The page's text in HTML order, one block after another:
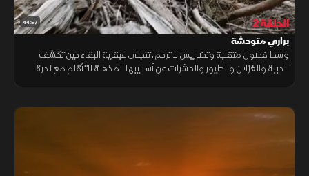
44:57 الحلقة 2
براري متوحشة
وسط فصول متقلبة وتضاريس لا ترحم، تتجلى عبقرية البقاء حين تكشف
الدببة والغزلان والطيور والحشرات عن أساليبها المذهلة للتأقلم مع ندرة